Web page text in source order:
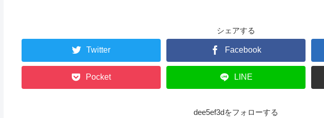
シェアする
Twitter Facebook
Pocket LINE
dee5ef3dをフォローする